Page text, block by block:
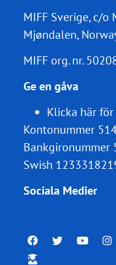
MIFF Sverige, c/o
Mjøndalen,
MIFF org. nr.
Ge en gåva
Klicka här
Kontonummer
Bankgironummer
Swish
Sociala Medier